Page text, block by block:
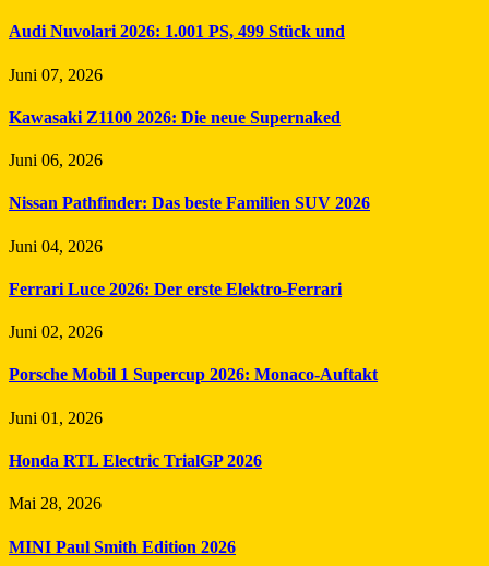
Audi Nuvolari 2026: 1.001 PS, 499 Stück und
Juni 07, 2026
Kawasaki Z1100 2026: Die neue Supernaked
Juni 06, 2026
Nissan Pathfinder: Das beste Familien SUV 2026
Juni 04, 2026
Ferrari Luce 2026: Der erste Elektro-Ferrari
Juni 02, 2026
Porsche Mobil 1 Supercup 2026: Monaco-Auftakt
Juni 01, 2026
Honda RTL Electric TrialGP 2026
Mai 28, 2026
MINI Paul Smith Edition 2026